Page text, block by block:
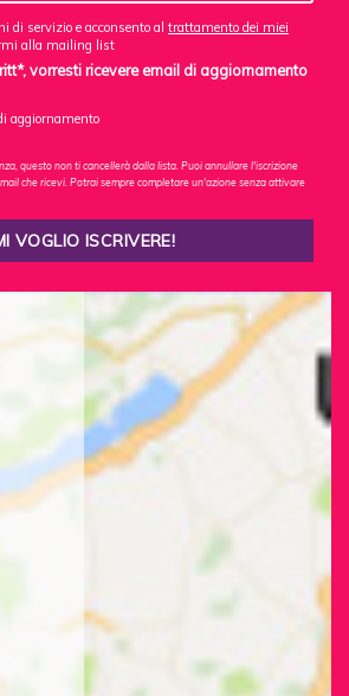
di servizio e acconsento al trattamento dei miei
alla mailing list
vorresti ricevere email di aggiornamento
aggiornamento
questo non ti cancellerà dalla lista. Puoi annullare l'iscrizione
che ricevi. Potrai sempre completare un'azione senza attivare